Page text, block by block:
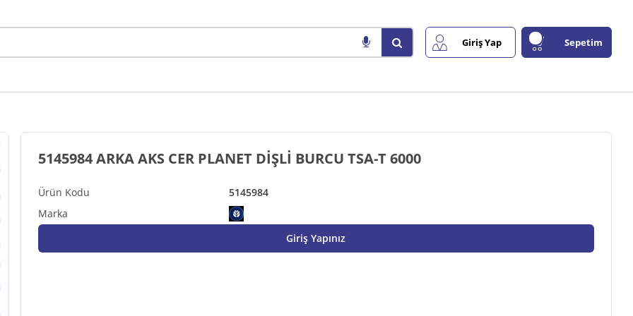
Giriş Yap Sepetim
5145984
5145984 ARKA AKS CER PLANET DİŞLİ BURCU TSA-T 6000
Giriş Yapınız